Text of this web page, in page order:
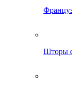
Шторы